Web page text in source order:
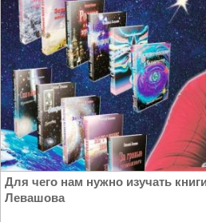
Для чего нам нужно изучать
Левашова